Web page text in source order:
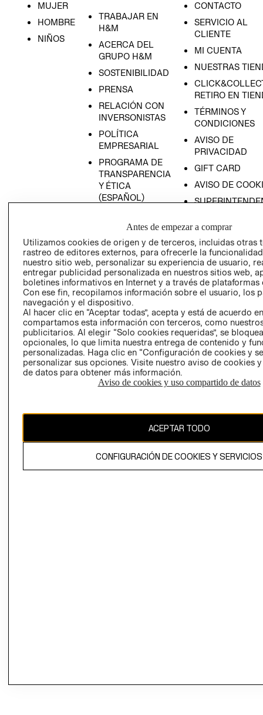
MUJER
HOMBRE
NIÑOS
TRABAJAR EN
H&M
ACERCA DEL
GRUPO H&M
SOSTENIBILIDAD
PRENSA
RELACIÓN CON
INVERSONISTAS
POLÍTICA
EMPRESARIAL
PROGRAMA DE
TRANSPARENCIA
Y ÉTICA
(ESPAÑOL)
TRANSPARENCIA
Y ÉTICA (INGLÉS)
CONTACTO
SERVICIO AL
CLIENTE
MI CUENTA
NUESTRAS
RETIRO EN
TÉRMINOS Y
CONDICIONES
AVISO DE
PRIVACIDAD
GIFT CARD
AVISO DE
COMERCIO - SIC
PETICIONES
QUEJAS Y
RECLAMOS
Colombia ($)
CAMBIAR REGIÓN
propiedad de H&M Hennes & Mauritz AB.
Antes de empezar a comprar
Utilizamos cookies de origen y de terceros, incluidas otras
rastreo de editores externos, para ofrecerle la
nuestro sitio web, personalizar su experiencia de usuario,
entregar publicidad personalizada en nuestros sitios web,
boletines informativos en Internet y a través de plataformas
Con ese fin, recopilamos información sobre el usuario, los
navegación y el dispositivo.
Al hacer clic en “Aceptar todas”, acepta y está de acuerdo
compartamos esta información con terceros, como
publicitarios. Al elegir “Solo cookies requeridas”, se
opcionales, lo que limita nuestra entrega de contenido y
personalizadas. Haga clic en “Configuración de cookies y
personalizar sus opciones. Visite nuestro aviso de cookies
de datos para obtener más información.
Aviso de cookies y uso compartido de datos
ACEPTAR TODO
CONFIGURACIÓN DE COOKIES Y SERVICIOS